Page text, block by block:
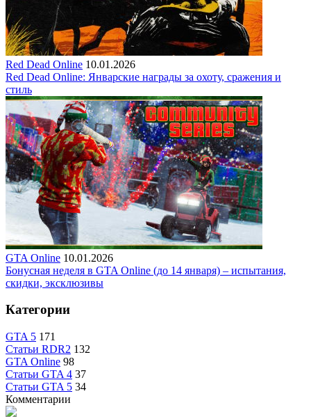
Red Dead Online 10.01.2026
Red Dead Online: Январские награды за охоту, сражения и
стиль
GTA Online 10.01.2026
Бонусная неделя в GTA Online (до 14 января) – испытания,
скидки, эксклюзивы
Категории
GTA 5 171
Статьи RDR2 132
GTA Online 98
Статьи GTA 4 37
Статьи GTA 5 34
Комментарии